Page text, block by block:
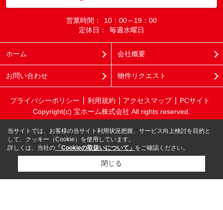
営業時間：
10：00～19：00
定休日：
毎週水曜日
ホーム 会社概要
お問い合わせ 物件リクエスト
プライバシーポリシー 利用規約 アクセスマップ
PCサイト
Copyright(c) 宝ホーム株式会社 All rights reserved.
当サイトでは、お客様の当サイト利用状況把握、サービス向上検討を目的と
して、クッキー（Cookie）を使用しています。
詳しくは、当社の 「Cookieの取扱いについて」 をご確認ください。
閉じる